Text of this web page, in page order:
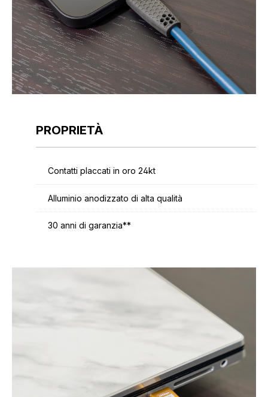
PROPRIETÀ
Contatti placcati in oro 24kt
Alluminio anodizzato di alta qualità
30 anni di garanzia**